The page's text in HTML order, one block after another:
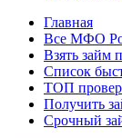
Главная
Все МФО
Взять займ
Список
ТОП
Получить
Срочный